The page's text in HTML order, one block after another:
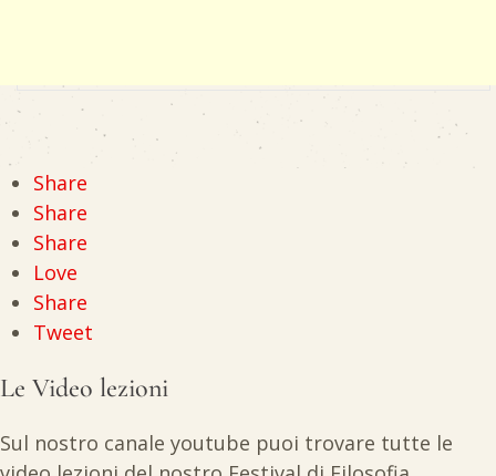
Share
Share
Share
Love
Share
Tweet
Le Video lezioni
Sul nostro canale youtube puoi trovare tutte le